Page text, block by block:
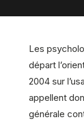
Les
départ
2004 sur
appellent
générale